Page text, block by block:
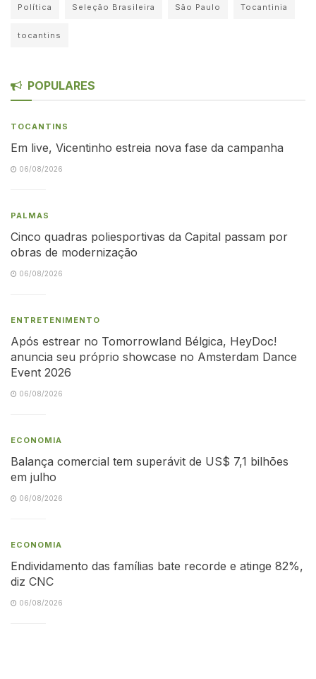
Política Seleção Brasileira São Paulo Tocantinia
tocantins
POPULARES
TOCANTINS
Em live, Vicentinho estreia nova fase da campanha
06/08/2026
PALMAS
Cinco quadras poliesportivas da Capital passam por
obras de modernização
06/08/2026
ENTRETENIMENTO
Após estrear no Tomorrowland Bélgica, HeyDoc!
anuncia seu próprio showcase no Amsterdam Dance
Event 2026
06/08/2026
ECONOMIA
Balança comercial tem superávit de US$ 7,1 bilhões
em julho
06/08/2026
ECONOMIA
Endividamento das famílias bate recorde e atinge 82%,
diz CNC
06/08/2026